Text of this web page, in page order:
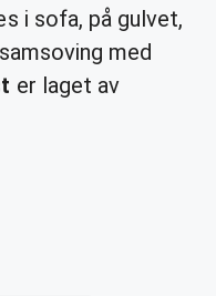
i sofa, på gulvet,
med
er laget av